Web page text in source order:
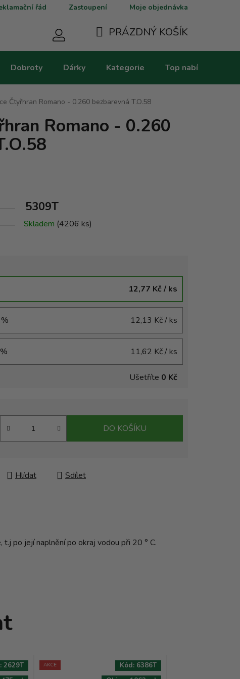
řád Zastoupení Moje objednávka
KOŠÍK
PRÁZDNÝ KOŠÍK
Dobroty Dárky Kategorie Top nabídky
Čtyřhran Romano - 0.260 bezbarevná T.O.58
Romano - 0.260
5309T
Skladem (4206 ks)
12,77 Kč/ ks
12,13 Kč/ ks
11,62 Kč/ ks
Ušetříte 0 Kč
DO KOŠÍKU
Hlídat Sdílet
po její naplnění po okraj vodou při 20 ° C.
2629T AKCE Kód: 6386T